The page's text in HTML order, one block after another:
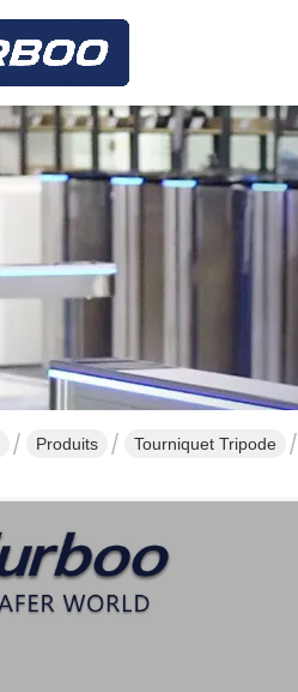
Produits Tourniquet Tripode